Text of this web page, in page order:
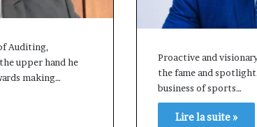
Auditing,
upper hand he
making…
Proactive and
the fame and
business of sports…
Lire la suite »